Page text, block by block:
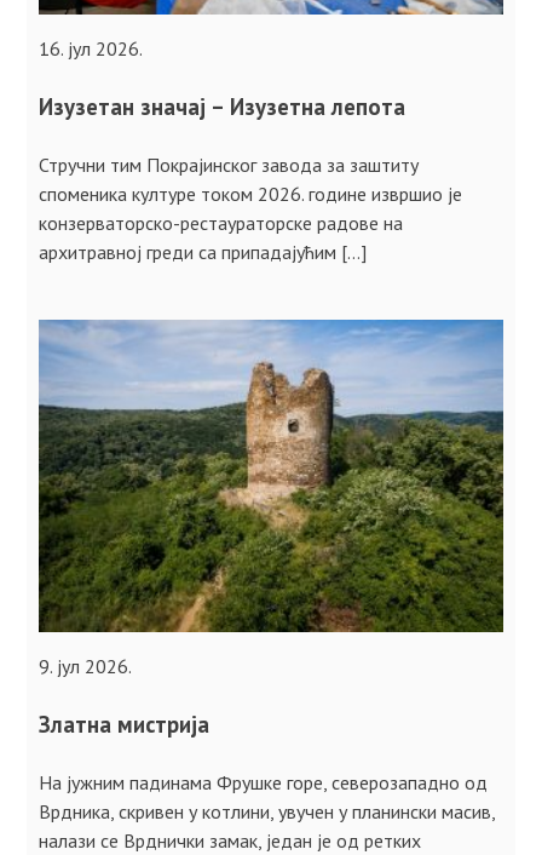
16. јул 2026.
Изузетан значај – Изузетна лепота
Стручни тим Покрајинског завода за заштиту
споменика културе током 2026. године извршио је
конзерваторско-рестаураторске радове на
архитравној греди са припадајућим […]
9. јул 2026.
Златна мистрија
На јужним падинама Фрушке горе, северозападно од
Врдника, скривен у котлини, увучен у планински масив,
налази се Врднички замак, једaн је од ретких